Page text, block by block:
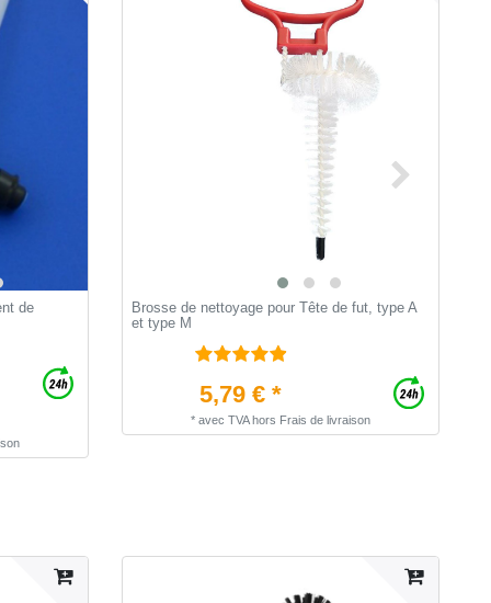
de
Brosse de nettoyage pour Tête de fut, type A
et type M
5,79 € *
* avec TVAhors Frais de livraison